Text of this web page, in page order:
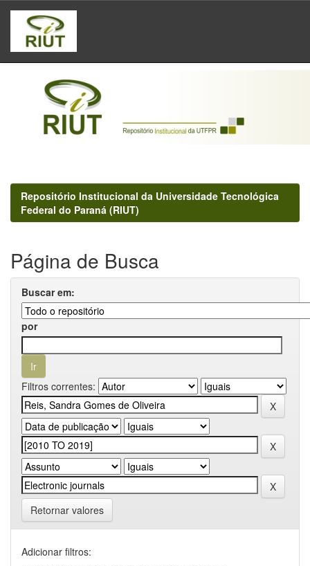
Skip
navigation
Repositório Institucional da Universidade Tecnológica
Federal do Paraná (RIUT)
Página de Busca
Buscar em:
por
Filtros correntes:
Retornar valores
Adicionar filtros: